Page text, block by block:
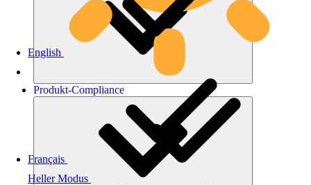
Heller Modus
English
Français
Produkt-Compliance